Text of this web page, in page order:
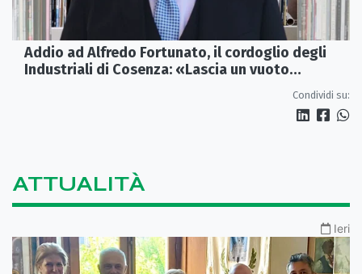
Addio ad Alfredo Fortunato, il cordoglio degli
Industriali di Cosenza: «Lascia un vuoto
Condividi su:
ATTUALITÀ
Ieri